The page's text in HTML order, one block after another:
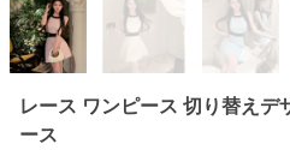
レース ワンピース 切り替えデ
ース